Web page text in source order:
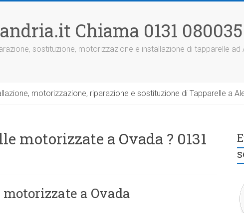
Chiama 0131 080035
sostituzione, motorizzazione e installazione di tapparelle ad
motorizzazione, riparazione e sostituzione di Tapparelle a
motorizzate a Ovada ? 0131
a Ovada